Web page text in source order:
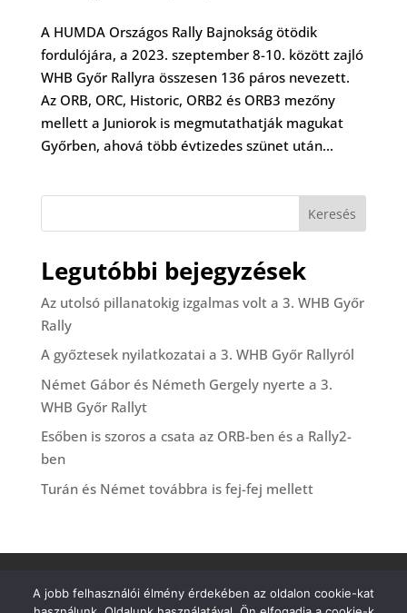
A HUMDA Országos Rally Bajnokság ötödik
fordulójára, a 2023. szeptember 8-10. között zajló
WHB Győr Rallyra összesen 136 páros nevezett.
Az ORB, ORC, Historic, ORB2 és ORB3 mezőny
mellett a Juniorok is megmutathatják magukat
Győrben, ahová több évtizedes szünet után...
Keresés
Legutóbbi bejegyzések
Az utolsó pillanatokig izgalmas volt a 3. WHB Győr
Rally
A győztesek nyilatkozatai a 3. WHB Győr Rallyról
Német Gábor és Németh Gergely nyerte a 3.
WHB Győr Rallyt
Esőben is szoros a csata az ORB-ben és a Rally2-
ben
Turán és Német továbbra is fej-fej mellett
A jobb felhasználói élmény érdekében az oldalon cookie-kat